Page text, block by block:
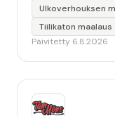
keskeyttämään
hyvä,
huolellisesti.
Ulkoverhouksen
Tiilikaton maalaus
Päivitetty 6.8.2026